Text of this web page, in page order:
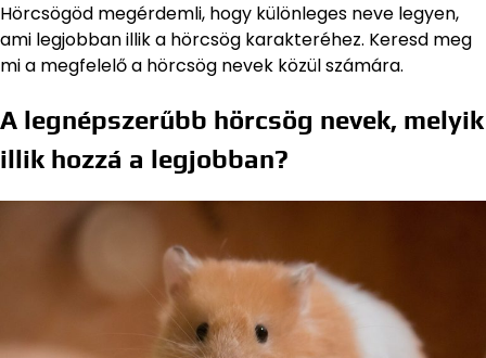
Hörcsögöd megérdemli, hogy különleges neve legyen,
ami legjobban illik a hörcsög karakteréhez. Keresd meg
mi a megfelelő a hörcsög nevek közül számára.
A legnépszerűbb hörcsög nevek, melyik
illik hozzá a legjobban?